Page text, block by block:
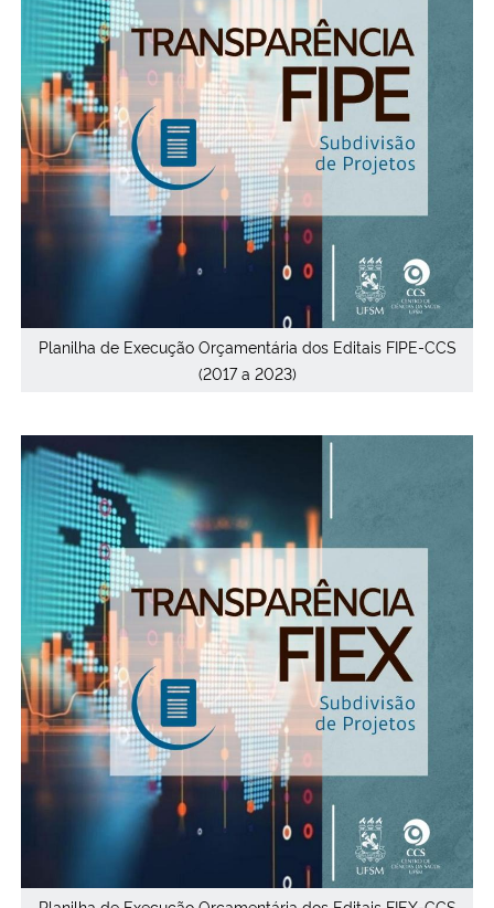
Gabinete de Segurança Institucional
Advocacia-Geral da União
Banco Central do Brasil
Planalto
Planilha de Execução Orçamentária dos Editais FIPE-CCS
(2017 a 2023)